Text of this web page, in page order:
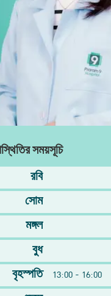
সময়সূচি
রবি
সোম
মঙ্গল
বুধ
বৃহস্পতি
13:00 - 16:00